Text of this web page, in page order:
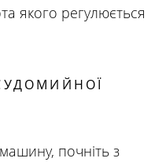
якого регулюється
почніть з